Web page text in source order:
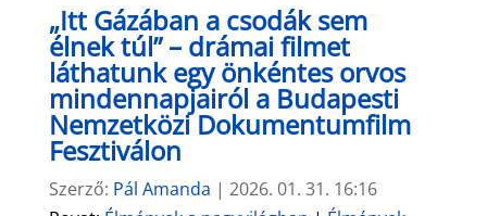
„Itt Gázában a csodák sem
élnek túl” – drámai filmet
láthatunk egy önkéntes orvos
mindennapjairól a Budapesti
Nemzetközi Dokumentumfilm
Fesztiválon
Szerző: Pál Amanda | 2026. 01. 31. 16:16